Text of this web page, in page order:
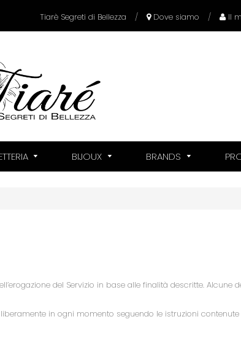
Tiarè Segreti di Bellezza / Dove siamo / Il
BIJOUX BRANDS
del Servizio in base alle finalità descritte. Alcune
in ogni momento seguendo le istruzioni